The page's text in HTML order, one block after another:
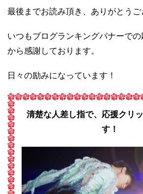
最後までお読み頂き、ありがとうご
いつもブログランキングバナーで
から感謝しております。
日々の励みになっています！
清楚な人差し指で、応援クリ
す！